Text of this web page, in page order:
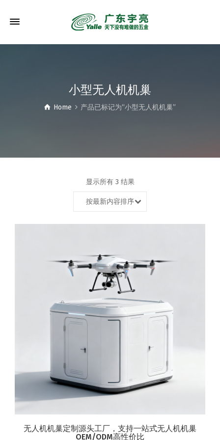
小型无人机机巢
Home 产品已标记为“小型无人机机巢”
显示所有 3 结果
按最新内容排序
无人机机巢定制源头工厂，支持一站式无人机机巢
OEM/ODM高性价比